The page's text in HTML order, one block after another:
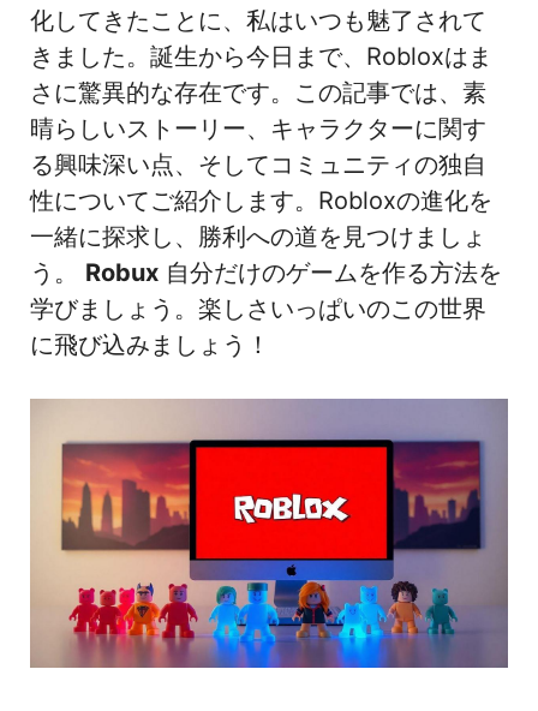
化してきたことに、私はいつも魅了されて
きました。誕生から今日まで、Robloxはま
さに驚異的な存在です。この記事では、素
晴らしいストーリー、キャラクターに関す
る興味深い点、そしてコミュニティの独自
性についてご紹介します。Robloxの進化を
一緒に探求し、勝利への道を見つけましょ
う。 Robux 自分だけのゲームを作る方法を
学びましょう。楽しさいっぱいのこの世界
に飛び込みましょう！